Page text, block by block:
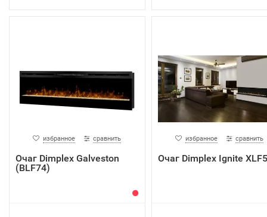
избранное сравнить
Очаг Dimplex Galveston
(BLF74)
избранное сравнить
Очаг Dimplex Ignite